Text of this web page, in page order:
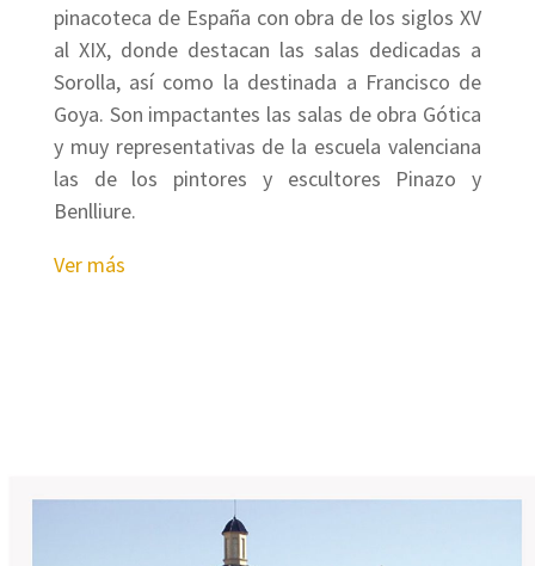
pinacoteca de España con obra de los siglos XV
al XIX, donde destacan las salas dedicadas a
Sorolla, así como la destinada a Francisco de
Goya. Son impactantes las salas de obra Gótica
y muy representativas de la escuela valenciana
las de los pintores y escultores Pinazo y
Benlliure.
Ver más